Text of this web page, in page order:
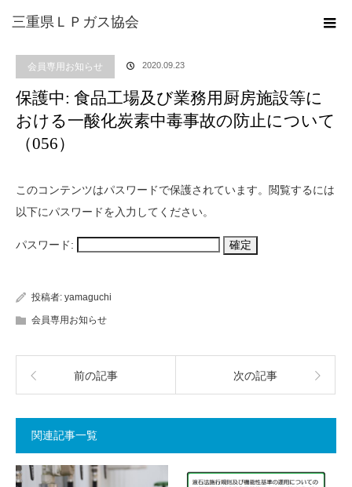
三重県ＬＰガス協会
ブログ
会員専用お知らせ 保護中: 食品工場及び業務用厨房施設等に
会員専用お知らせ 2020.09.23
保護中: 食品工場及び業務用厨房施設等に
おける一酸化炭素中毒事故の防止について
（056）
このコンテンツはパスワードで保護されています。閲覧するには
以下にパスワードを入力してください。
パスワード:
投稿者: yamaguchi
会員専用お知らせ
前の記事 次の記事
関連記事一覧